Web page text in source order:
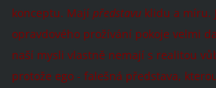
konceptu. Mají představuklidu a míru.
opravdového prožívání pokoje velmi
naší mysli vlastně nemají s realitou
protože ego - falešná představa,